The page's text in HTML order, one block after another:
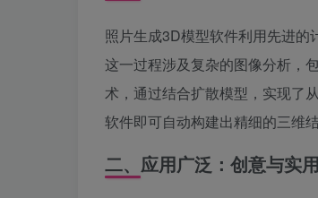
照片生成3D模型软件利用先进的
这一过程涉及复杂的图像分析，
术，通过结合扩散模型，实现了
软件即可自动构建出精细的三维
二、应用广泛：创意与实